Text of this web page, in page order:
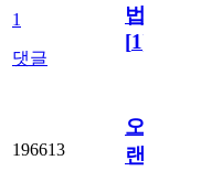
1
댓글
법
[1]
196613
오
랜